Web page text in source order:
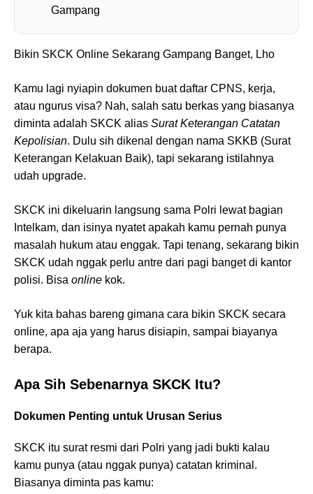
Gampang
Bikin SKCK Online Sekarang Gampang Banget, Lho
Kamu lagi nyiapin dokumen buat daftar CPNS, kerja,
atau ngurus visa? Nah, salah satu berkas yang biasanya
diminta adalah SKCK alias Surat Keterangan Catatan
Kepolisian. Dulu sih dikenal dengan nama SKKB (Surat
Keterangan Kelakuan Baik), tapi sekarang istilahnya
udah upgrade.
SKCK ini dikeluarin langsung sama Polri lewat bagian
Intelkam, dan isinya nyatet apakah kamu pernah punya
masalah hukum atau enggak. Tapi tenang, sekarang bikin
SKCK udah nggak perlu antre dari pagi banget di kantor
polisi. Bisa online kok.
Yuk kita bahas bareng gimana cara bikin SKCK secara
online, apa aja yang harus disiapin, sampai biayanya
berapa.
Apa Sih Sebenarnya SKCK Itu?
Dokumen Penting untuk Urusan Serius
SKCK itu surat resmi dari Polri yang jadi bukti kalau
kamu punya (atau nggak punya) catatan kriminal.
Biasanya diminta pas kamu: